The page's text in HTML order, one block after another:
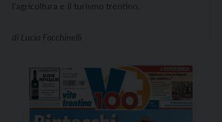
l’agricoltura e il turismo trentino.
di Lucia Facchinelli